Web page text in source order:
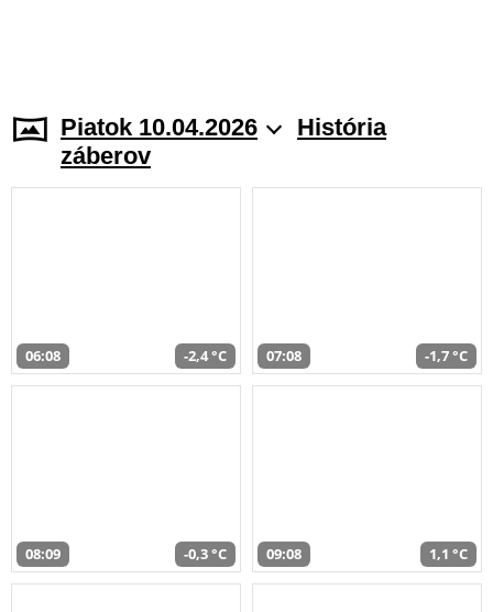
Piatok 10.04.2026
História
záberov
06:08 -2,4 °C 07:08 -1,7 °C
08:09 -0,3 °C 09:08 1,1 °C